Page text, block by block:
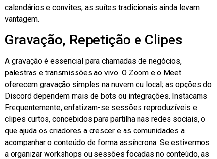
calendários e convites, as suítes tradicionais ainda levam
vantagem.
Gravação, Repetição e Clipes
A gravação é essencial para chamadas de negócios,
palestras e transmissões ao vivo. O Zoom e o Meet
oferecem gravação simples na nuvem ou local; as opções do
Discord dependem mais de bots ou integrações. Instacams
Frequentemente, enfatizam-se sessões reproduzíveis e
clipes curtos, concebidos para partilha nas redes sociais, o
que ajuda os criadores a crescer e as comunidades a
acompanhar o conteúdo de forma assíncrona. Se estivermos
a organizar workshops ou sessões focadas no conteúdo, as